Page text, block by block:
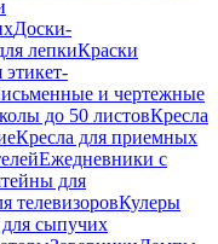
Доски-
лепкиКраски
и чертежные
до 50 листовКресла
Кресла для приемных
Ежедневники с
для
телевизоровКулеры
сыпучих